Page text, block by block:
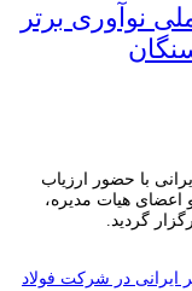
نوآوری برتر
با حضور ارزیاب
اعضای هیات مدیره،
گردید.